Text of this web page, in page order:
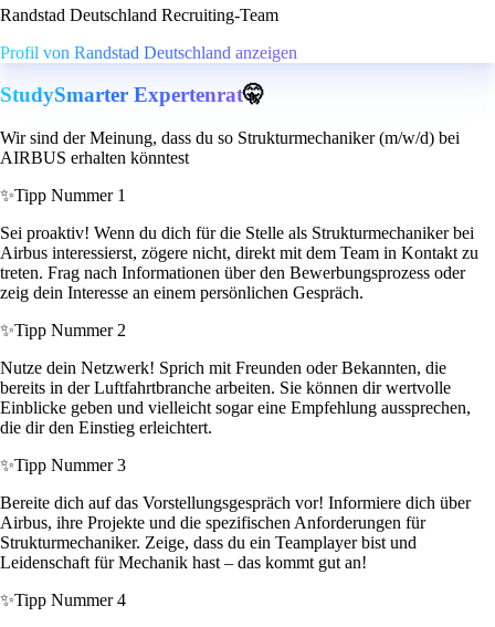
Randstad Deutschland Recruiting-Team
Profil von Randstad Deutschland anzeigen
StudySmarter Expertenrat🤫
Wir sind der Meinung, dass du so Strukturmechaniker (m/w/d) bei
AIRBUS erhalten könntest
✨Tipp Nummer 1
Sei proaktiv! Wenn du dich für die Stelle als Strukturmechaniker bei
Airbus interessierst, zögere nicht, direkt mit dem Team in Kontakt zu
treten. Frag nach Informationen über den Bewerbungsprozess oder
zeig dein Interesse an einem persönlichen Gespräch.
✨Tipp Nummer 2
Nutze dein Netzwerk! Sprich mit Freunden oder Bekannten, die
bereits in der Luftfahrtbranche arbeiten. Sie können dir wertvolle
Einblicke geben und vielleicht sogar eine Empfehlung aussprechen,
die dir den Einstieg erleichtert.
✨Tipp Nummer 3
Bereite dich auf das Vorstellungsgespräch vor! Informiere dich über
Airbus, ihre Projekte und die spezifischen Anforderungen für
Strukturmechaniker. Zeige, dass du ein Teamplayer bist und
Leidenschaft für Mechanik hast – das kommt gut an!
✨Tipp Nummer 4